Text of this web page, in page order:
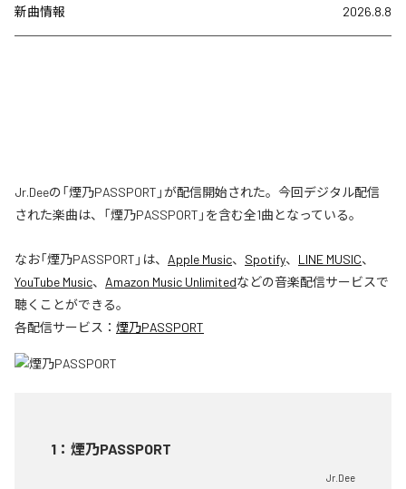
新曲情報 2026.8.8
Jr.Deeの「煙乃PASSPORT」が配信開始された。今回デジタル配信
された楽曲は、「煙乃PASSPORT」を含む全1曲となっている。
なお「煙乃PASSPORT 」は、 Apple Music、 Spotify、 LINE MUSIC、
YouTube Music、 Amazon Music Unlimitedなどの音楽配信サービスで
聴くことができる。
各配信サービス： 煙乃PASSPORT
1 ： 煙乃PASSPORT
Jr.Dee